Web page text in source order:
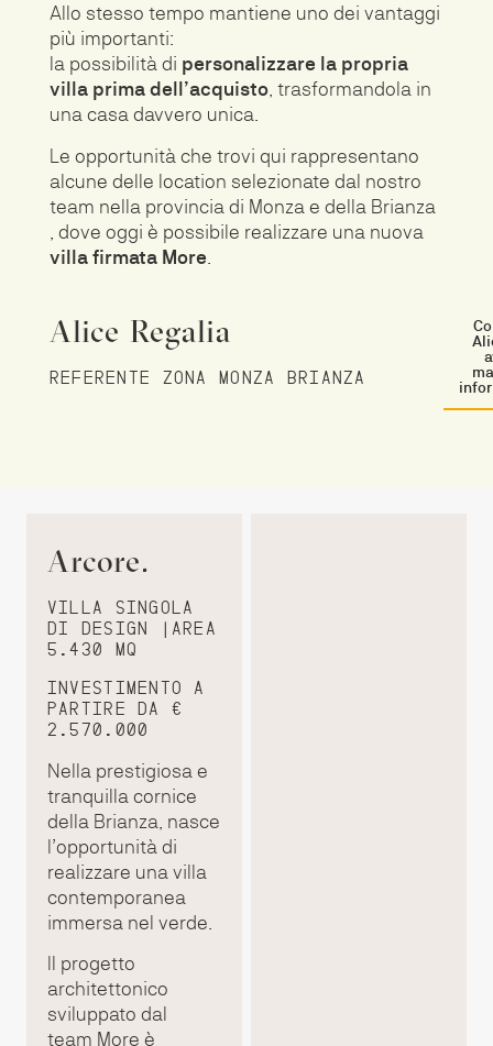
Allo stesso tempo mantiene uno dei vantaggi
più importanti:
la possibilità di personalizzare la propria
villa prima dell’acquisto, trasformandola in
una casa davvero unica.
Le opportunità che trovi qui rappresentano
alcune delle location selezionate dal nostro
team nella provincia di Monza e della Brianza
, dove oggi è possibile realizzare una nuova
villa firmata More
Alice Regalia
REFERENTE ZONA MONZA BRIANZA
Arcore.
VILLA SINGOLA
DI DESIGN |AREA
5.430 MQ
INVESTIMENTO A
PARTIRE DA €
2.570.000
Nella prestigiosa e
tranquilla cornice
della Brianza, nasce
l’opportunità di
realizzare una villa
contemporanea
immersa nel verde.
Il progetto
architettonico
sviluppato dal
team More è